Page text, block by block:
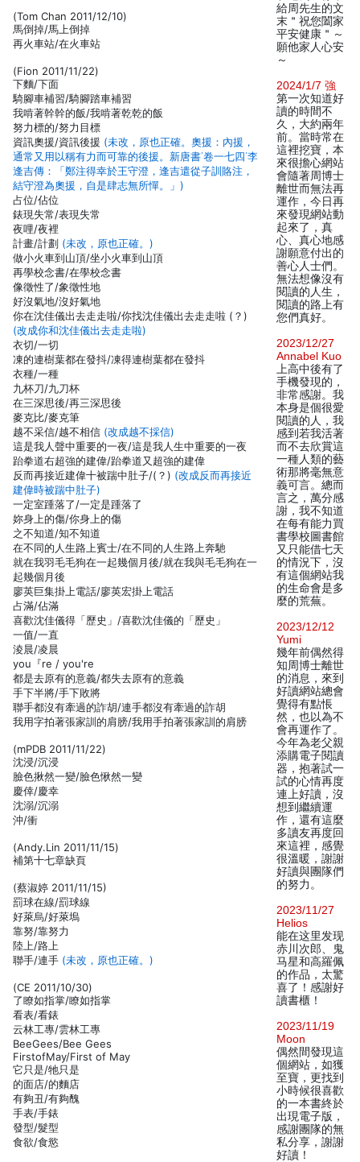
(Tom Chan 2011/12/10)
馬倒掉/馬上倒掉
再火車站/在火車站
(Fion 2011/11/22)
下麵/下面
騎腳車補習/騎腳踏車補習
我啃著幹幹的飯/我啃著乾乾的飯
努力標的/努力目標
資訊奧援/資訊後援 (未改，原也正確。奧援：內援，
通常又用以稱有力而可靠的後援。新唐書˙卷一七四˙李
逢吉傳：「鄭注得幸於王守澄，逢吉遣從子訓賂注，
結守澄為奧援，自是肆志無所憚。」)
占位/佔位
錶現失常/表現失常
夜哩/夜裡
計畫/計劃 (未改，原也正確。)
做小火車到山頂/坐小火車到山頂
再學校念書/在學校念書
像徵性了/象徵性地
好沒氣地/沒好氣地
你在沈佳儀出去走走啦/你找沈佳儀出去走走啦 (？)
(改成你和沈佳儀出去走走啦)
衣切/一切
凍的連樹葉都在發抖/凍得連樹葉都在發抖
衣種/一種
九杯刀/九刀杯
在三深思後/再三深思後
麥克比/麥克筆
越不采信/越不相信 (改成越不採信)
這是我人聲中重要的一夜/這是我人生中重要的一夜
跆拳道右超強的建偉/跆拳道又超強的建偉
反而再接近建偉十被踹中肚子/(？) (改成反而再接近
建偉時被踹中肚子)
一定室踵落了/一定是踵落了
妳身上的傷/你身上的傷
之不知道/知不知道
在不同的人生路上賓士/在不同的人生路上奔馳
就在我羽毛毛狗在一起幾個月後/就在我與毛毛狗在一
起幾個月後
廖英巨集掛上電話/廖英宏掛上電話
占滿/佔滿
喜歡沈佳儀得「歷史」/喜歡沈佳儀的「歷史」
一值/一直
淩晨/凌晨
you『re / you're
都是去原有的意義/都失去原有的意義
手下半將/手下敗將
聯手都沒有牽過的詐胡/連手都沒有牽過的詐胡
我用字拍著張家訓的肩膀/我用手拍著張家訓的肩膀
(mPDB 2011/11/22)
沈浸/沉浸
臉色揪然一變/臉色愀然一變
慶倖/慶幸
沈溺/沉溺
沖/衝
(Andy.Lin 2011/11/15)
補第十七章缺頁
(蔡淑婷 2011/11/15)
罰球在線/罰球線
好萊烏/好萊塢
靠努/靠努力
陸上/路上
聯手/連手 (未改，原也正確。)
(CE 2011/10/30)
了瞭如指掌/瞭如指掌
看表/看錶
云林工專/雲林工專
BeeGees/Bee Gees
FirstofMay/First of May
它只是/牠只是
的面店/的麵店
有夠丑/有夠醜
手表/手錶
發型/髮型
食欲/食慾
給周先生的文
末＂祝您闔家
平安健康＂～
願他家人心安
～
2024/1/7 強
第一次知道好
讀的時間不
久，大約兩年
前。當時常在
這裡挖寶，本
來很擔心網站
會隨著周博士
離世而無法再
運作，今日再
來發現網站動
起來了，真
心、真心地感
謝願意付出的
善心人士們。
無法想像沒有
閱讀的人生，
閱讀的路上有
您們真好。
2023/12/27
Annabel Kuo
上高中後有了
手機發現的，
非常感謝。我
本身是個很愛
閱讀的人，我
感到若我活著
而不去欣賞這
一種人類的藝
術那將毫無意
義可言。總而
言之，萬分感
謝，我不知道
在每有能力買
書學校圖書館
又只能借七天
的情況下，沒
有這個網站我
的生命會是多
麼的荒蕪。
2023/12/12
Yumi
幾年前偶然得
知周博士離世
的消息，來到
好讀網站總會
覺得有點悵
然，也以為不
會再運作了。
今年為老父親
添購電子閱讀
器，抱著試一
試的心情再度
連上好讀，沒
想到繼續運
作，還有這麼
多讀友再度回
來這裡，感覺
很溫暖，謝謝
好讀與團隊們
的努力。
2023/11/27
Helios
能在这里发现
赤川次郎、鬼
马星和高羅佩
的作品，太驚
喜了！感謝好
讀書櫃！
2023/11/19
Moon
偶然間發現這
個網站，如獲
至寶，更找到
小時候很喜歡
的一本書終於
出現電子版，
感謝團隊的無
私分享，謝謝
好讀！